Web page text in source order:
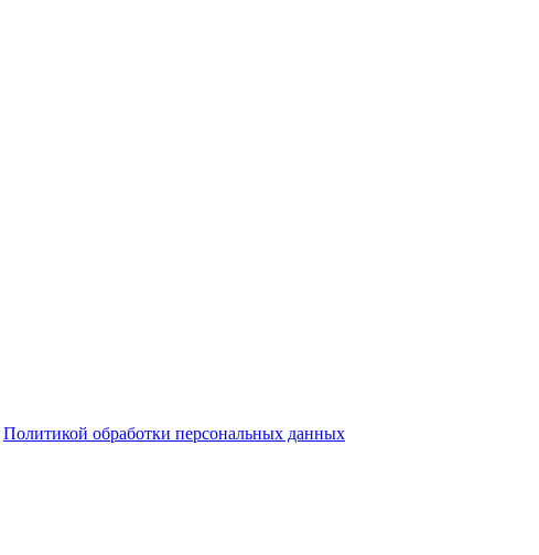
Политикой обработки персональных данных